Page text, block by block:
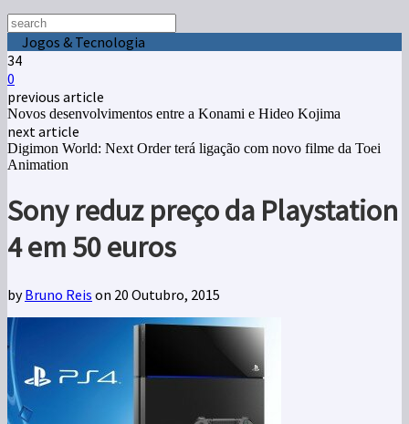
Jogos & Tecnologia
34
0
previous article
Novos desenvolvimentos entre a Konami e Hideo Kojima
next article
Digimon World: Next Order terá ligação com novo filme da Toei
Animation
Sony reduz preço da Playstation
4 em 50 euros
byBruno Reis on 20 Outubro, 2015